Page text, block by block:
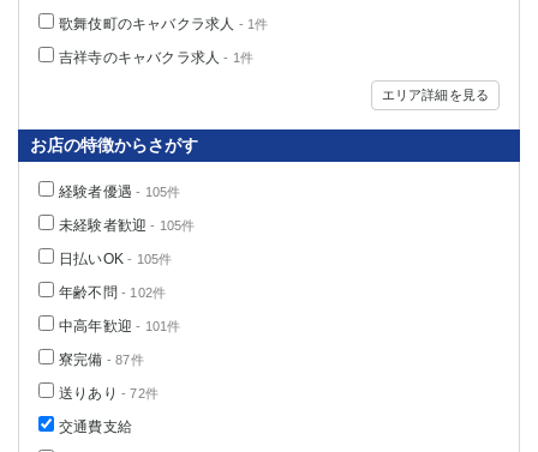
歌舞伎町のキャバクラ求人 - 1件
吉祥寺のキャバクラ求人- 1件
エリア詳細を見る
お店の特徴からさがす
経験者優遇 - 105件
未経験者歓迎 - 105件
日払いOK - 105件
年齢不問 - 102件
中高年歓迎 - 101件
寮完備 - 87件
送りあり - 72件
交通費支給